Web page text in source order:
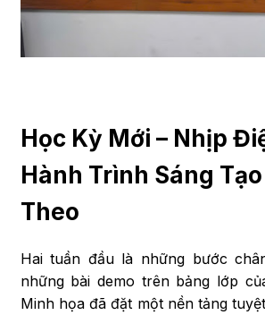
Học Kỳ Mới – Nhịp
Hành Trình Sáng
Theo
Hai tuần đầu là những bước
những bài demo trên bảng lớp
Minh họa đã đặt một nền tảng